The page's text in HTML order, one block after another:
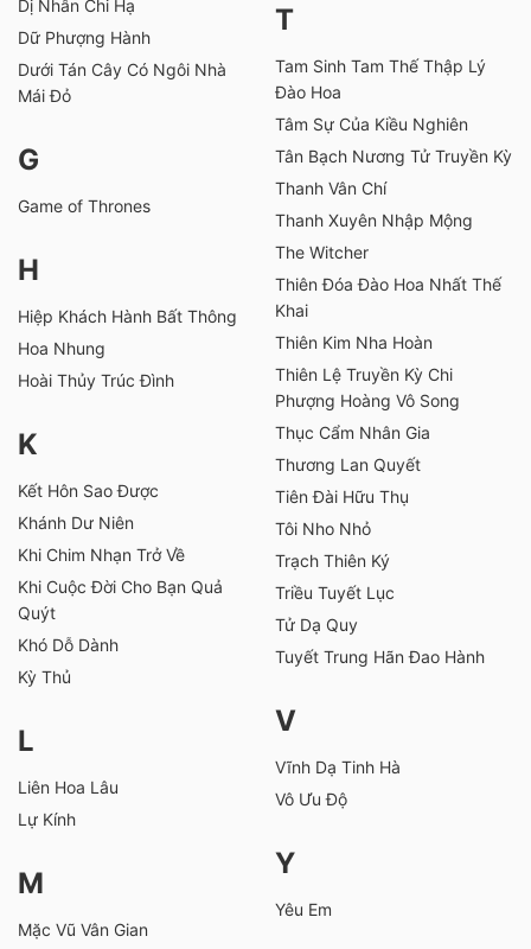
Dị Nhân Chi Hạ
Dữ Phượng Hành
Dưới Tán Cây Có Ngôi Nhà
Mái Đỏ
G
Game of Thrones
H
Hiệp Khách Hành Bất Thông
Hoa Nhung
Hoài Thủy Trúc Đình
K
Kết Hôn Sao Được
Khánh Dư Niên
Khi Chim Nhạn Trở Về
Khi Cuộc Đời Cho Bạn Quả
Quýt
Khó Dỗ Dành
Kỳ Thủ
L
Liên Hoa Lâu
Lự Kính
M
Mặc Vũ Vân Gian
T
Tam Sinh Tam Thế Thập Lý
Đào Hoa
Tâm Sự Của Kiều Nghiên
Tân Bạch Nương Tử Truyền Kỳ
Thanh Vân Chí
Thanh Xuyên Nhập Mộng
The Witcher
Thiên Đóa Đào Hoa Nhất Thế
Khai
Thiên Kim Nha Hoàn
Thiên Lệ Truyền Kỳ Chi
Phượng Hoàng Vô Song
Thục Cẩm Nhân Gia
Thương Lan Quyết
Tiên Đài Hữu Thụ
Tôi Nho Nhỏ
Trạch Thiên Ký
Triều Tuyết Lục
Tử Dạ Quy
Tuyết Trung Hãn Đao Hành
V
Vĩnh Dạ Tinh Hà
Vô Ưu Độ
Y
Yêu Em